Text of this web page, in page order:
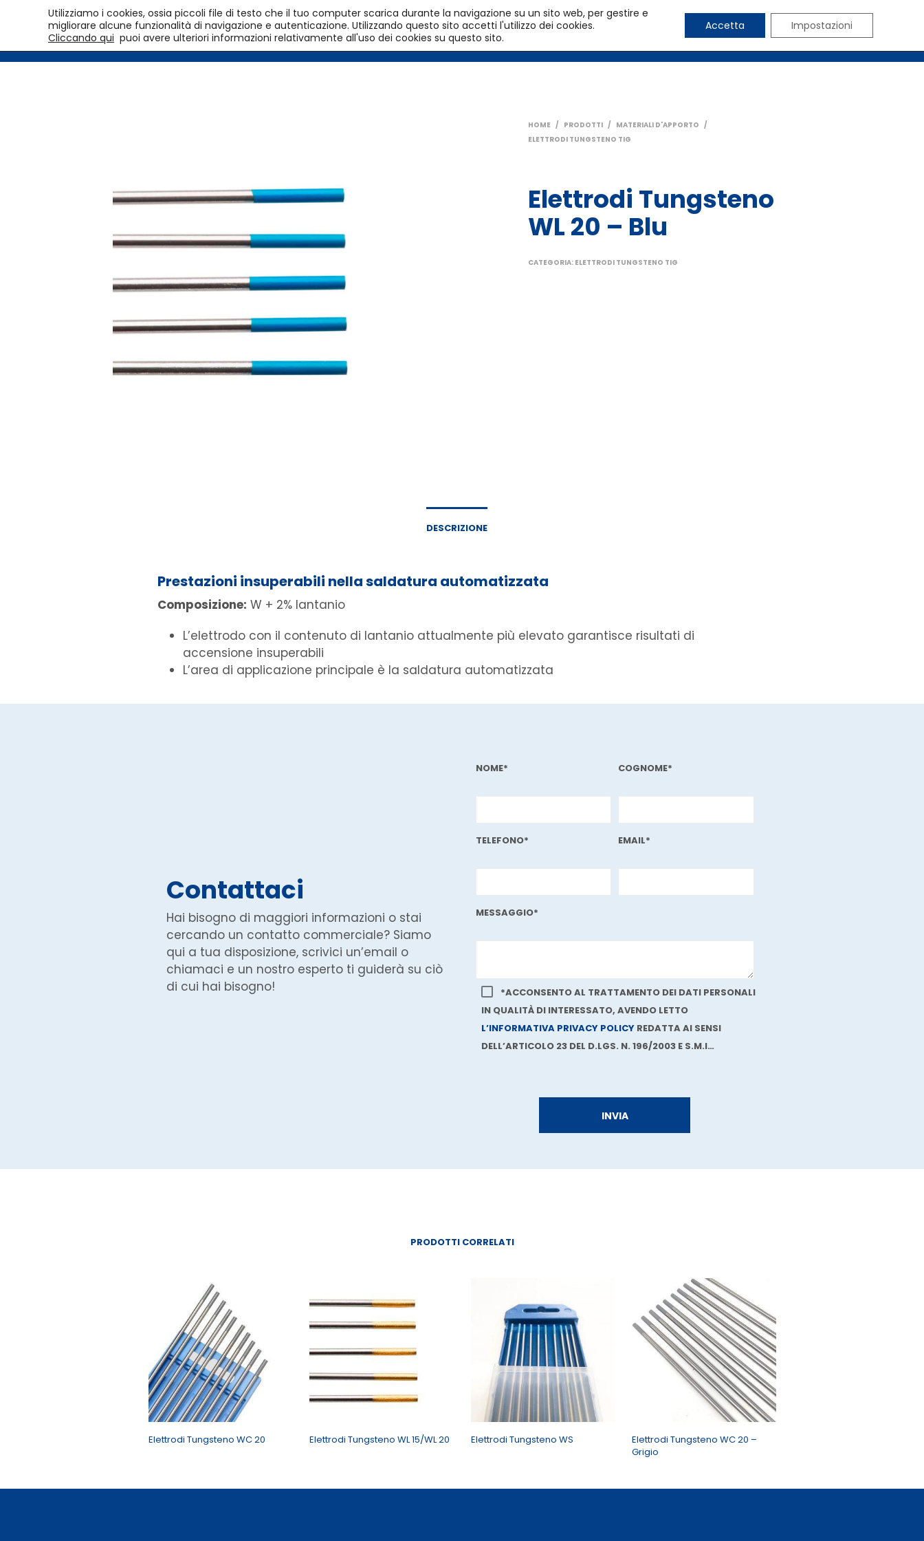
HOME PRODOTTI SERVIZI BLOG CONTATTI
HOME / PRODOTTI / MATERIALI D'APPORTO /
ELETTRODI TUNGSTENO TIG
Elettrodi Tungsteno
WL 20 – Blu
CATEGORIA: ELETTRODI TUNGSTENO TIG
DESCRIZIONE
Prestazioni insuperabili nella saldatura automatizzata
Composizione: W + 2% lantanio
L’elettrodo con il contenuto di lantanio attualmente più elevato garantisce risultati di
accensione insuperabili
L’area di applicazione principale è la saldatura automatizzata
Contattaci
Hai bisogno di maggiori informazioni o stai
cercando un contatto commerciale? Siamo
qui a tua disposizione, scrivici un’email o
chiamaci e un nostro esperto ti guiderà su ciò
di cui hai bisogno!
NOME* COGNOME*
TELEFONO* EMAIL*
MESSAGGIO*
*ACCONSENTO AL TRATTAMENTO DEI DATI PERSONALI
IN QUALITÀ DI INTERESSATO, AVENDO LETTO
L’INFORMATIVA PRIVACY POLICYREDATTA AI SENSI
DELL’ARTICOLO 23 DEL D.LGS. N. 196/2003 E S.M.I…
PRODOTTI CORRELATI
Elettrodi Tungsteno WC 20 Elettrodi Tungsteno WL 15/WL 20 Elettrodi Tungsteno WS
Elettrodi Tungsteno WC 20 –
Grigio
Utilizziamo i cookies, ossia piccoli file di testo che il tuo computer scarica durante la navigazione su un sito web, per gestire e
migliorare alcune funzionalità di navigazione e autenticazione. Utilizzando questo sito accetti l'utilizzo dei cookies.
Cliccando qui puoi avere ulteriori informazioni relativamente all'uso dei cookies su questo sito.
Accetta Impostazioni